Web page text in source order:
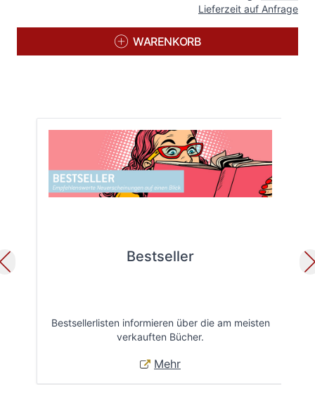
Lieferzeit auf Anfrage
WARENKORB
Bestseller
Bestsellerlisten informieren über die am meisten
verkauften Bücher.
Mehr